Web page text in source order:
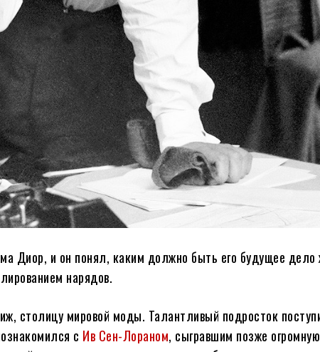
Диор, и он понял, каким должно быть его будущее дело
нарядов.
столицу мировой моды. Талантливый подросток
с Ив Сен-Лораном, сыгравшим позже